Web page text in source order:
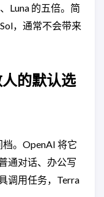
Luna 的五倍。简
，通常不会带来
的默认选
。OpenAI 将它
通对话、办公写
调用任务，Terra